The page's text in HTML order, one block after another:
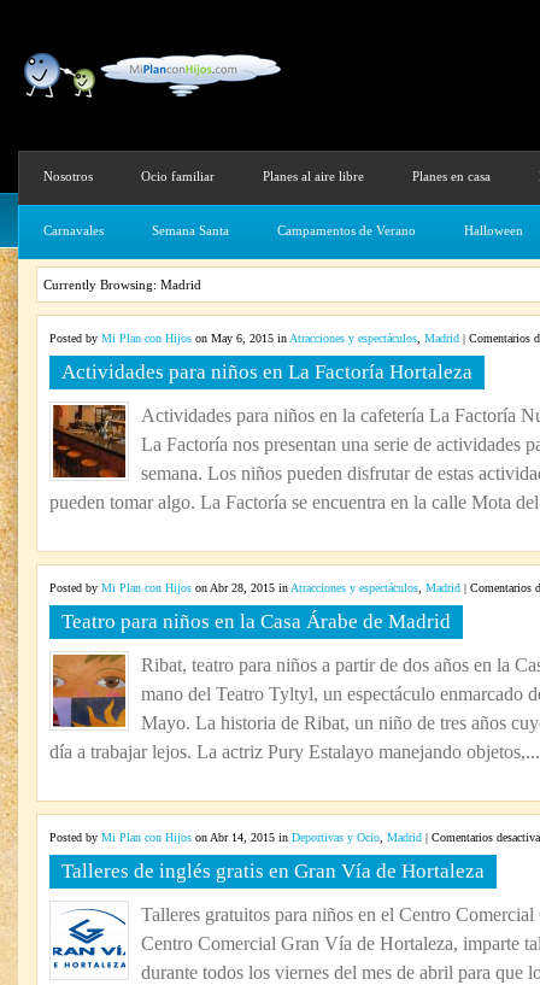
Nosotros Ocio familiar Planes al aire libre Planes en casa
Carnavales Semana Santa Campamentos de Verano Halloween
Currently Browsing: Madrid
Posted by Mi Plan con Hijos on May 6, 2015 in Atracciones y espectáculos Madrid | Comentarios
Actividades para niños en La Factoría Hortaleza
Actividades para niños en la cafetería La Factoría
La Factoría nos presentan una serie de actividades
semana. Los niños pueden disfrutar de estas
pueden tomar algo. La Factoría se encuentra en la calle Mota
Posted by Mi Plan con Hijos on Abr 28, 2015 in Atracciones y espectáculos Madrid | Comentarios
Teatro para niños en la Casa Árabe de Madrid
Ribat, teatro para niños a partir de dos años en la
mano del Teatro Tyltyl, un espectáculo enmarcado
Mayo. La historia de Ribat, un niño de tres años
día a trabajar lejos. La actriz Pury Estalayo manejando objetos,...
Posted by Mi Plan con Hijos on Abr 14, 2015 in Deportivas y Ocio Madrid | Comentarios
Talleres de inglés gratis en Gran Vía de Hortaleza
Talleres gratuitos para niños en el Centro
Centro Comercial Gran Vía de Hortaleza, imparte
durante todos los viernes del mes de abril para que